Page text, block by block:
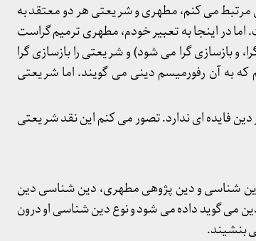
مرتبط می کنم، مطهری و شریعتی هر دو معتقد به
در اینجا به تعبیر خودم، مطهری ترمیم گراست
و بازسازی گرا می شود) و شریعتی را بازسازی گرا
به آن رفورمیسم دینی می گویند. اما شریعتی
فایده ای ندارد. تصور می کنم این نقد شریعتی
شناسی و دین پژوهی مطهری، دین شناسی دین
می گوید داده می شود و نوع دین شناسی او درون
بنشیند.